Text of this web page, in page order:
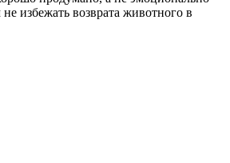
избежать возврата животного в